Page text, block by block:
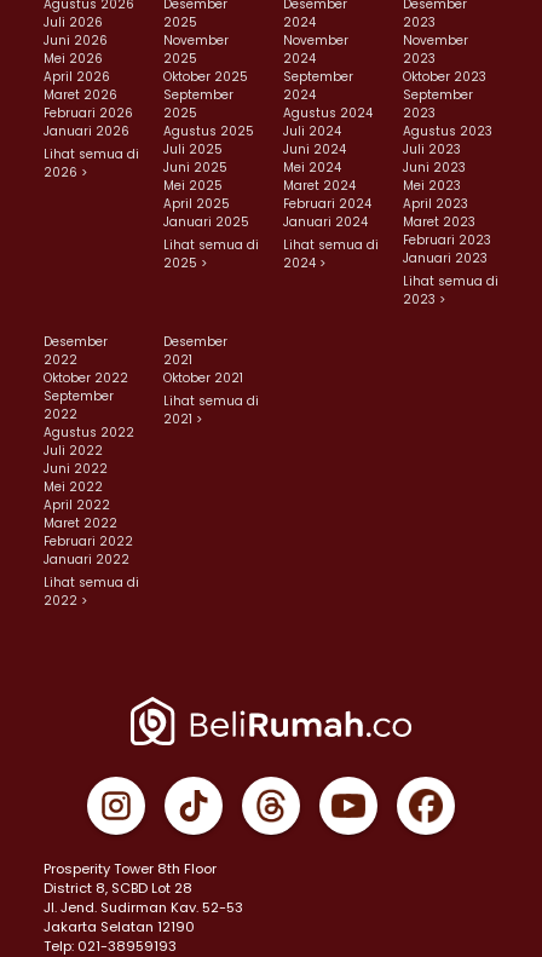
Agustus 2026
Juli 2026
Juni 2026
Mei 2026
April 2026
Maret 2026
Februari 2026
Januari 2026
Lihat semua di
2026 >
Desember
2025
November
2025
Oktober 2025
September
2025
Agustus 2025
Juli 2025
Juni 2025
Mei 2025
April 2025
Januari 2025
Lihat semua di
2025 >
Desember
2024
November
2024
September
2024
Agustus 2024
Juli 2024
Juni 2024
Mei 2024
Maret 2024
Februari 2024
Januari 2024
Lihat semua di
2024 >
Desember
2023
November
2023
Oktober 2023
September
2023
Agustus 2023
Juli 2023
Juni 2023
Mei 2023
April 2023
Maret 2023
Februari 2023
Januari 2023
Lihat semua di
2023 >
Desember
2022
Oktober 2022
September
2022
Agustus 2022
Juli 2022
Juni 2022
Mei 2022
April 2022
Maret 2022
Februari 2022
Januari 2022
Lihat semua di
2022 >
Desember
2021
Oktober 2021
Lihat semua di
2021 >
Prosperity Tower 8th Floor
District 8, SCBD Lot 28
JI. Jend. Sudirman Kav. 52-53
Jakarta Selatan 12190
Telp: 021-38959193